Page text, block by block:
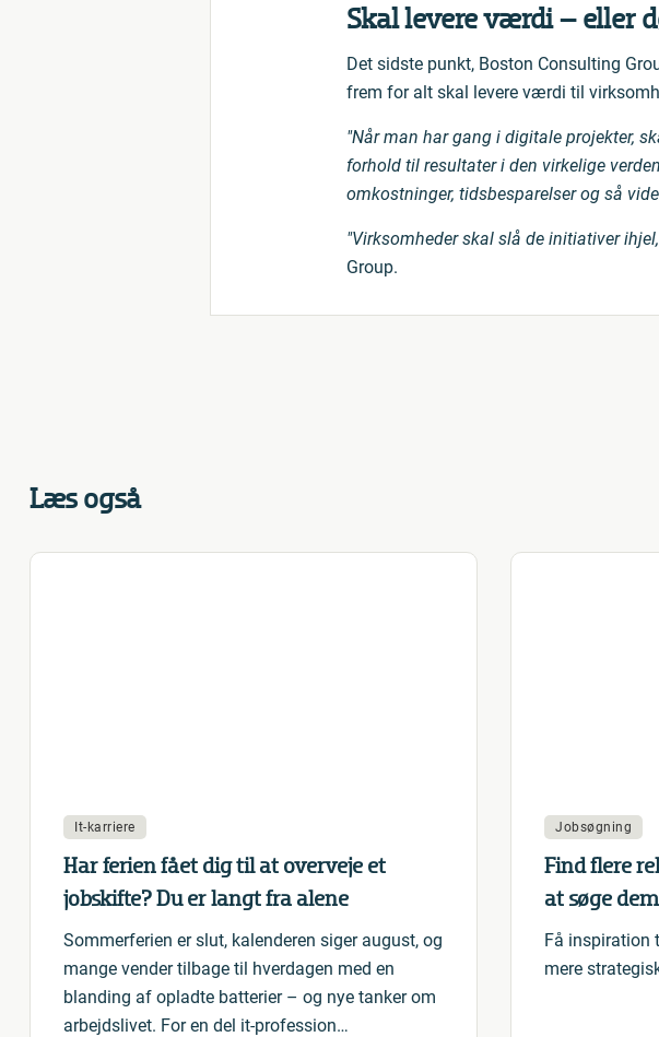
Skal levere værdi – eller
Det sidste punkt, Boston Consulting
frem for alt skal levere værdi til
"Når man har gang i digitale projekter,
forhold til resultater i den virkelige
omkostninger, tidsbesparelser og så
"Virksomheder skal slå de initiativer
Group.
Læs også
It-karriere
Har ferien fået dig til at overveje et
jobskifte? Du er langt fra alene
Sommerferien er slut, kalenderen siger august, og
mange vender tilbage til hverdagen med en
blanding af opladte batterier – og nye tanker om
arbejdslivet. For en del it-profession…
Jobsøgning
Find flere
at søge dem
Få inspiration
mere